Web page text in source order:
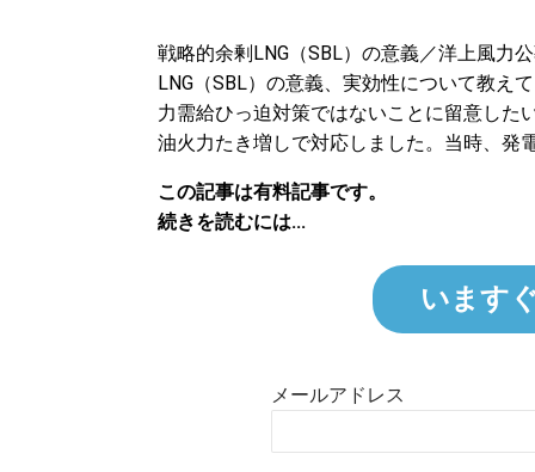
戦略的余剰LNG（SBL）の意義／洋上風力
LNG（SBL）の意義、実効性について教え
力需給ひっ迫対策ではないことに留意した
油火力たき増しで対応しました。当時、発
この記事は有料記事です。
続きを読むには...
います
メールアドレス